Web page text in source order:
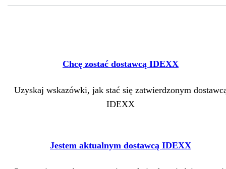
Chcę zostać dostawcą IDEXX
Uzyskaj wskazówki, jak stać się zatwierdzonym
IDEXX
Jestem aktualnym dostawcą IDEXX